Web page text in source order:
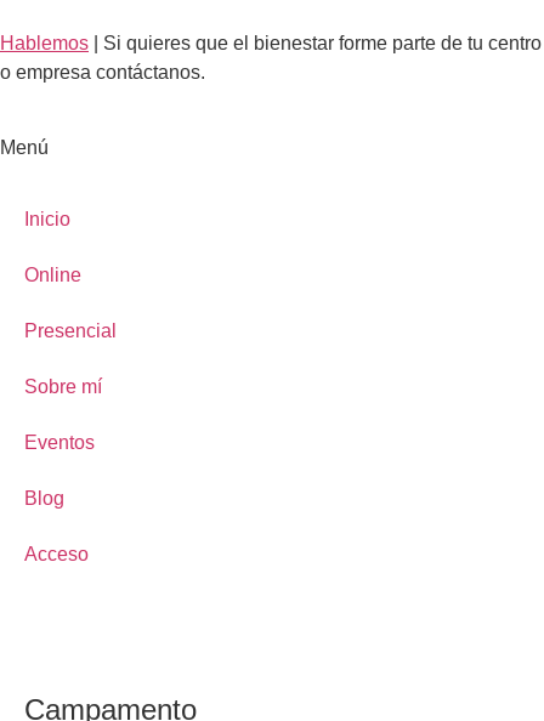
Hablemos | Si quieres que el bienestar forme parte de tu centro
o empresa contáctanos.
Menú
Inicio
Online
Presencial
Sobre mí
Eventos
Blog
Acceso
Campamento